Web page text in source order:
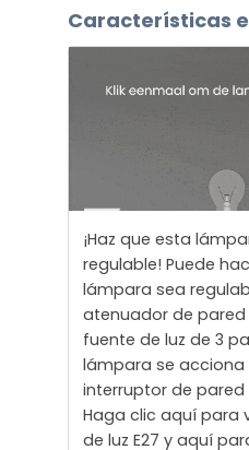
Características
¡Haz que esta
regulable! Puede
lámpara sea
atenuador de pared
fuente de luz de 3
lámpara se acciona
interruptor de pared
Haga clic aquí para
de luz E27 y aquí